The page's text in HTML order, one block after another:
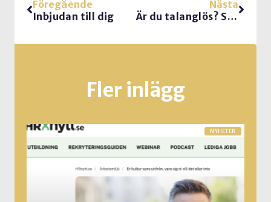
Föregående
Inbjudan till dig
Nästa
Är du talanglös? Så bra!
Fler inlägg
NYHETER